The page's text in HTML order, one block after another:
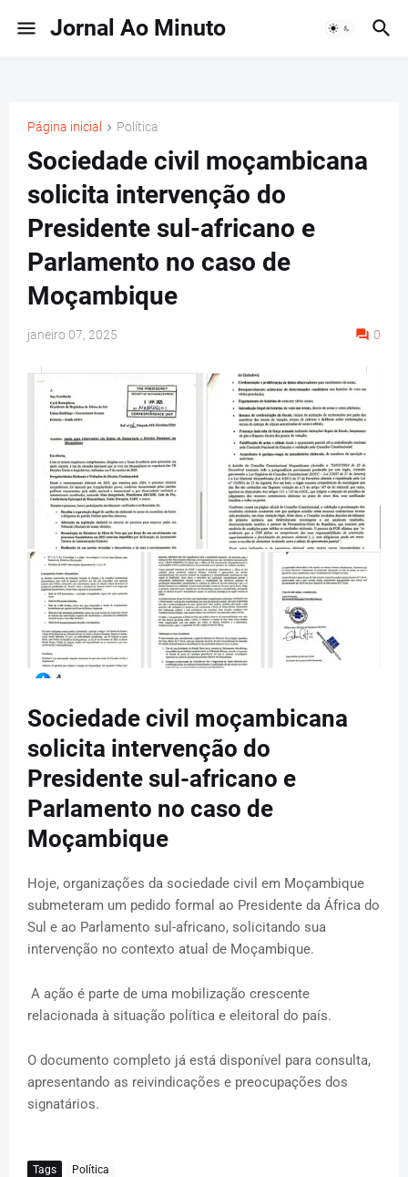
Jornal Ao Minuto
Página inicial Política
Sociedade civil moçambicana
solicita intervenção do
Presidente sul-africano e
Parlamento no caso de
Moçambique
janeiro 07, 2025 0
Sociedade civil moçambicana
solicita intervenção do
Presidente sul-africano e
Parlamento no caso de
Moçambique
Hoje, organizações da sociedade civil em Moçambique
submeteram um pedido formal ao Presidente da África do
Sul e ao Parlamento sul-africano, solicitando sua
intervenção no contexto atual de Moçambique.
A ação é parte de uma mobilização crescente
relacionada à situação política e eleitoral do país.
O documento completo já está disponível para consulta,
apresentando as reivindicações e preocupações dos
signatários.
Tags Política